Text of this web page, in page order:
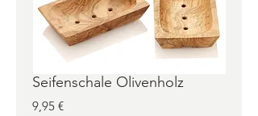
Seifenschale Olivenholz
9,95 €Preis